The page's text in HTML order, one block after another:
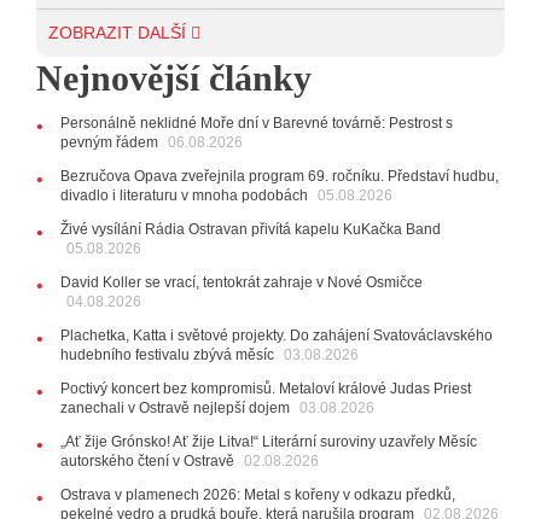
29.07.2026
listopadu v klubu Barrák
VIDEO
10:33
Úsměvné historky ze života ostravské kapely
kláves
28.07.2026
15:51
Koncert legendárních Judas Priest se blíží. Zbývá
27.07.2026
držitelka Ceny Thálie za celoživotní mistrovství
Kirschner, návštěvníci nově zaplatí už jen pomocí čipů
17:06
Zpěvačka Tanja vydala nové EP Plamen VIDEO
10:02
Kapela Midnight v Rádiu Ostravan: Od minulého
21.07.2026
ZOBRAZIT DALŠÍ
Nejnovější články
Personálně neklidné Moře dní v Barevné továrně: Pestrost s
pevným řádem 06.08.2026
Bezručova Opava zveřejnila program 69. ročníku. Představí hudbu,
divadlo i literaturu v mnoha podobách
05.08.2026
Živé vysílání Rádia Ostravan přivítá kapelu KuKačka Band
05.08.2026
David Koller se vrací, tentokrát zahraje v Nové Osmičce
04.08.2026
Plachetka, Katta i světové projekty. Do zahájení Svatováclavského
hudebního festivalu zbývá měsíc 03.08.2026
Poctivý koncert bez kompromisů. Metaloví králové Judas Priest
zanechali v Ostravě nejlepší dojem 03.08.2026
„Ať žije Grónsko! Ať žije Litva!“ Literární suroviny uzavřely Měsíc
autorského čtení v Ostravě
02.08.2026
Ostrava v plamenech 2026: Metal s kořeny v odkazu předků,
pekelné vedro a prudká bouře, která narušila program 02.08.2026